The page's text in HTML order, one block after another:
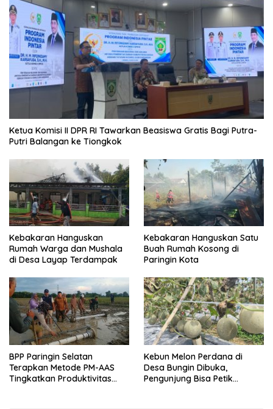
Ketua Komisi II DPR RI Tawarkan Beasiswa Gratis Bagi Putra-
Putri Balangan ke Tiongkok
Kebakaran Hanguskan
Rumah Warga dan Mushala
di Desa Layap Terdampak
Kebakaran Hanguskan Satu
Buah Rumah Kosong di
Paringin Kota
BPP Paringin Selatan
Terapkan Metode PM-AAS
Tingkatkan Produktivitas
Kebun Melon Perdana di
Desa Bungin Dibuka,
Pengunjung Bisa Petik